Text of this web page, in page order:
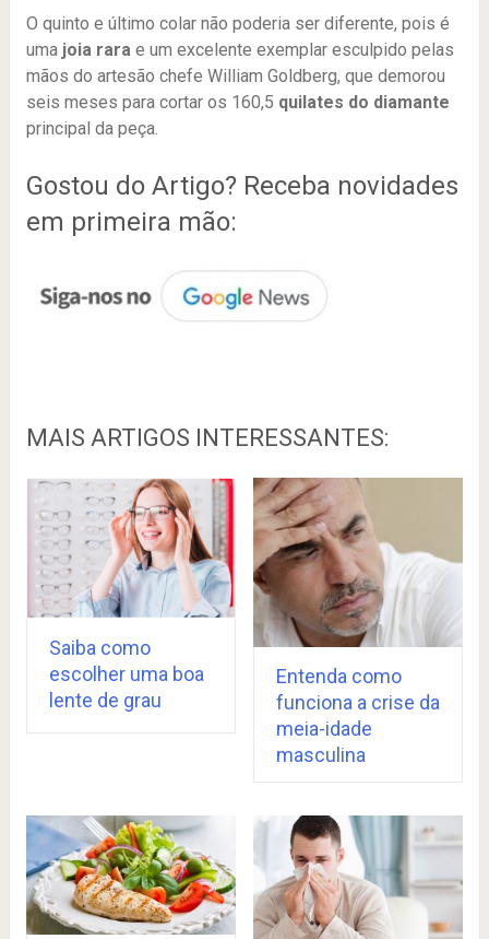
O quinto e último colar não poderia ser diferente, pois é
uma joia rarae um excelente exemplar esculpido pelas
mãos do artesão chefe William Goldberg, que demorou
seis meses para cortar os 160,5 quilates do diamante
principal da peça.
Gostou do Artigo? Receba novidades
em primeira mão:
MAIS ARTIGOS INTERESSANTES:
Saiba como
escolher uma boa
lente de grau
Entenda como
funciona a crise da
meia-idade
masculina